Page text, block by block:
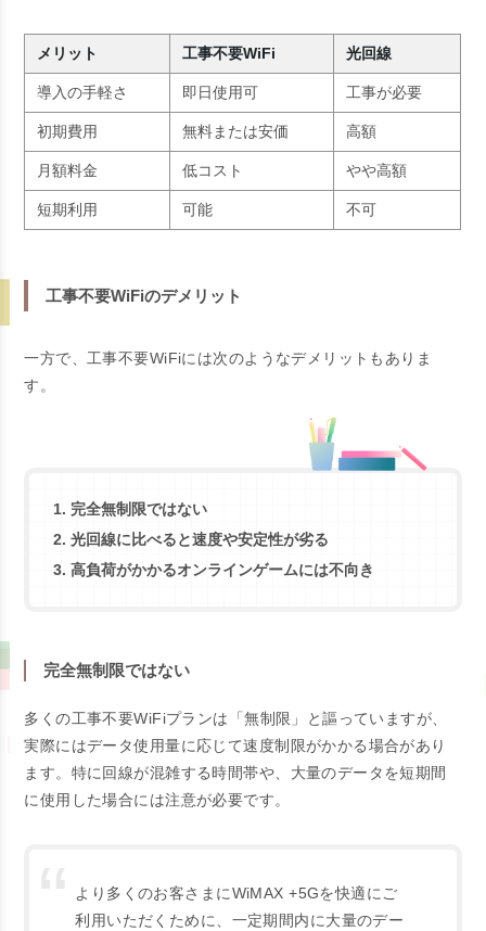
メリット 工事不要WiFi 光回線
導入の手軽さ 即日使用可 工事が必要
初期費用 無料または安価 高額
月額料金 低コスト やや高額
短期利用 可能 不可
工事不要WiFiのデメリット
一方で、工事不要WiFiには次のようなデメリットもありま
す。
完全無制限ではない
光回線に比べると速度や安定性が劣る
高負荷がかかるオンラインゲームには不向き
完全無制限ではない
多くの工事不要WiFiプランは「無制限」と謳っていますが、
実際にはデータ使用量に応じて速度制限がかかる場合があり
ます。特に回線が混雑する時間帯や、大量のデータを短期間
に使用した場合には注意が必要です。
より多くのお客さまにWiMAX +5Gを快適にご
利用いただくために、一定期間内に大量のデー